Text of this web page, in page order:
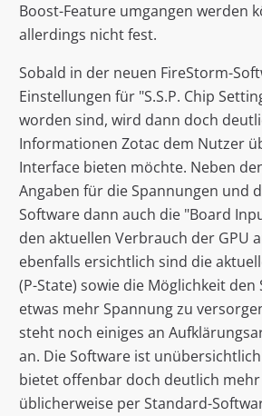
Boost-Feature umgangen werden
allerdings nicht fest.
Sobald in der neuen FireStorm-
Einstellungen für "S.S.P. Chip
worden sind, wird dann doch
Informationen Zotac dem Nutzer
Interface bieten möchte. Neben
Angaben für die Spannungen und
Software dann auch die "Board
den aktuellen Verbrauch der GPU
ebenfalls ersichtlich sind die
(P-State) sowie die Möglichkeit
etwas mehr Spannung zu
steht noch einiges an
an. Die Software ist
bietet offenbar doch deutlich
üblicherweise per Standard-